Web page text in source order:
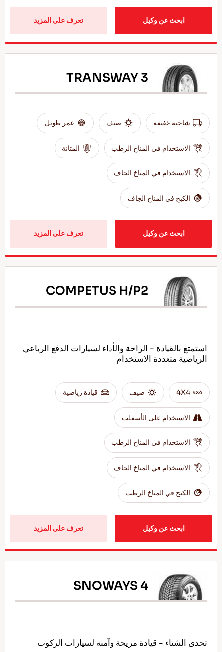
ابحث عن وكيل تعرف على المزيد
TRANSWAY 3
شاحنة خفيفة صيف عمر طويل
الاستخدام في المناخ الرطب المتانة
الاستخدام في المناخ الجاف
الكبح في المناخ الجاف
ابحث عن وكيل تعرف على المزيد
COMPETUS H/P2
استمتع بالقيادة - الراحة والأداء لسيارات الدفع الرباعي
الرياضية متعددة الاستخدام
4X4 صيف قيادة رياضية
الاستخدام على الأسفلت
الاستخدام في المناخ الرطب
الاستخدام في المناخ الجاف
الكبح في المناخ الرطب
ابحث عن وكيل تعرف على المزيد
SNOWAYS 4
تحدى الشتاء - قيادة مريحة وآمنة لسيارات الركوب